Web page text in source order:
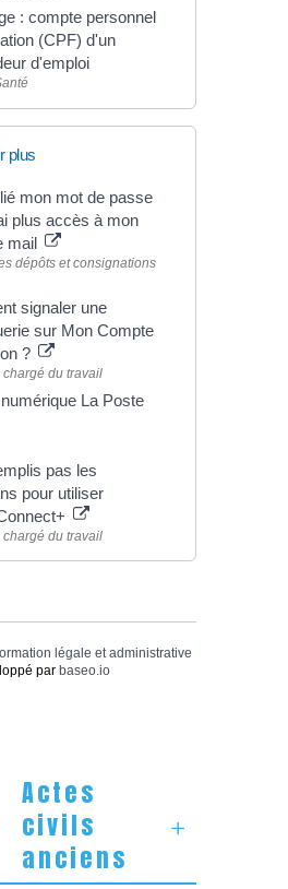
: compte personnel
(CPF) d'un
d'emploi
plus
mon mot de passe
plus accès à mon
mail
dépôts et consignations
signaler une
sur Mon Compte
?
chargé du travail
La Poste
pas les
pour utiliser
chargé du travail
légale et administrative
par baseo.io
Actes
civils
anciens